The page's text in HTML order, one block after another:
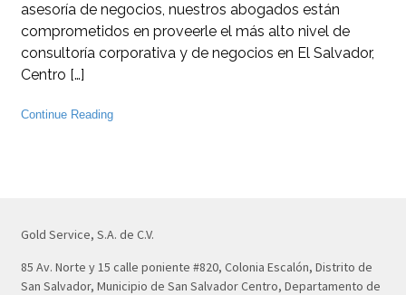
asesoría de negocios, nuestros abogados están
comprometidos en proveerle el más alto nivel de
consultoría corporativa y de negocios en El Salvador,
Centro […]
Continue Reading
Gold Service, S.A. de C.V.
85 Av. Norte y 15 calle poniente #820, Colonia Escalón, Distrito de
San Salvador, Municipio de San Salvador Centro, Departamento de